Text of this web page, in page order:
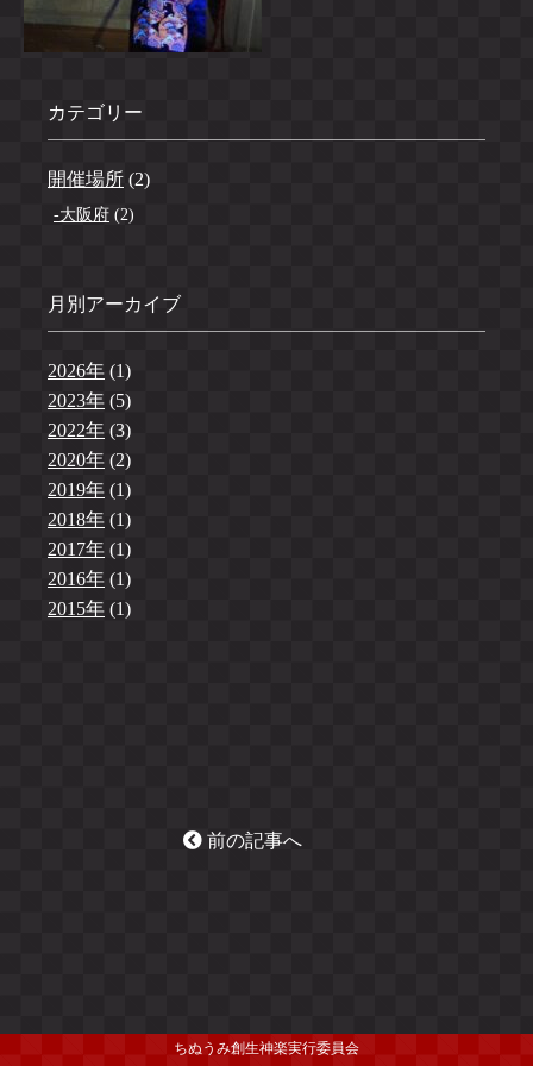
カテゴリー
開催場所 (2)
大阪府 (2)
月別アーカイブ
2026年 (1)
2023年 (5)
2022年 (3)
2020年 (2)
2019年 (1)
2018年 (1)
2017年 (1)
2016年 (1)
2015年 (1)
前の記事へ
ちぬうみ創生神楽実行委員会